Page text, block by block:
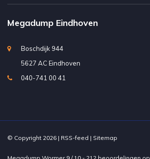
Megadump Eindhoven
Boschdijk 944
5627 AC Eindhoven
040-741 00 41
© Copyright 2026 | RSS-feed | Sitemap